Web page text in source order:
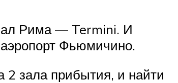
Рима — Termini. И
аэропорт Фьюмичино.
зала прибытия, и найти